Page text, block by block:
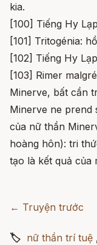
kia.
[100] Tiếng Hy
[101] Tritogénia:
[102] Tiếng Hy
[103] Rimer
Minerve, bất cần
Minerve ne prend
của nữ thần
hoàng hôn): tri
tạo là kết quả của
← Truyện trước
🏷 nữ thần trí tuệ